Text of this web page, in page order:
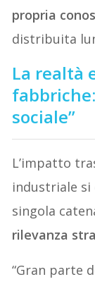
propria
distribuita
La realtà
sociale”
L’impatto
industriale si
singola
rilevanza
“Gran parte